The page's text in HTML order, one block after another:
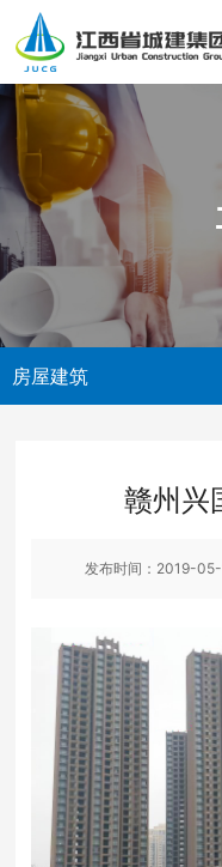
房屋建筑
赣州兴
发布时间：2019-